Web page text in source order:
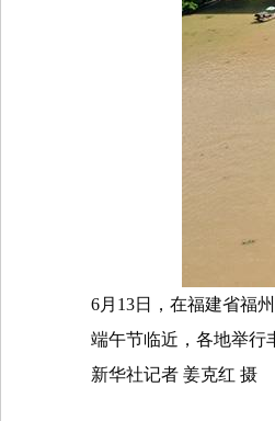
6月 13日，在福建省福
端午节临近，各地举行
新华社记者 姜克红 摄